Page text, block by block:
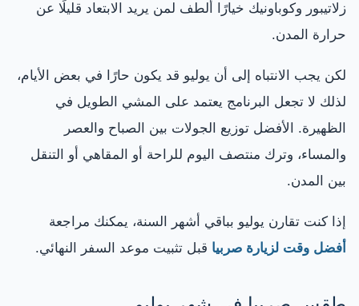
زلاتيبور وكوباونيك خيارًا ألطف لمن يريد الابتعاد قليلًا عن
حرارة المدن.
لكن يجب الانتباه إلى أن يوليو قد يكون حارًا في بعض الأيام،
لذلك لا تجعل البرنامج يعتمد على المشي الطويل في
الظهيرة. الأفضل توزيع الجولات بين الصباح والعصر
والمساء، وترك منتصف اليوم للراحة أو المقاهي أو التنقل
بين المدن.
إذا كنت تقارن يوليو بباقي أشهر السنة، يمكنك مراجعة
أفضل وقت لزيارة صربيا قبل تثبيت موعد السفر النهائي.